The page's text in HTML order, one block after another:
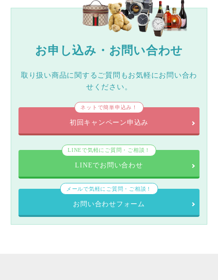
お申し込み・お問い合わせ
取り扱い商品に関するご質問もお気軽にお問い合わ
せください。
ネットで簡単申込み！
初回キャンペーン申込み
LINEで気軽にご質問・ご相談！
LINEでお問い合わせ
メールで気軽にご質問・ご相談！
お問い合わせフォーム